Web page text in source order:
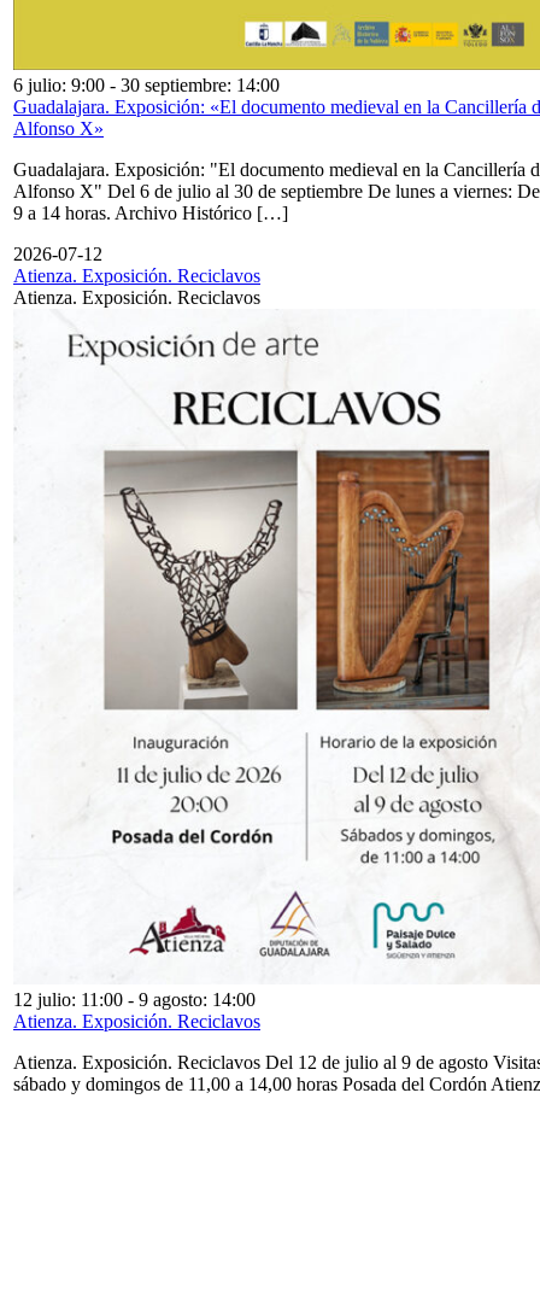
6 julio: 9:00 - 30 septiembre: 14:00
Guadalajara. Exposición: «El documento medieval en la Cancillería
Alfonso X»
Guadalajara. Exposición: "El documento medieval en la Cancillería
Alfonso X" Del 6 de julio al 30 de septiembre De lunes a viernes: De
9 a 14 horas. Archivo Histórico […]
2026-07-12
Atienza. Exposición. Reciclavos
Atienza. Exposición. Reciclavos
12 julio: 11:00 - 9 agosto: 14:00
Atienza. Exposición. Reciclavos
Atienza. Exposición. Reciclavos Del 12 de julio al 9 de agosto
sábado y domingos de 11,00 a 14,00 horas Posada del Cordón